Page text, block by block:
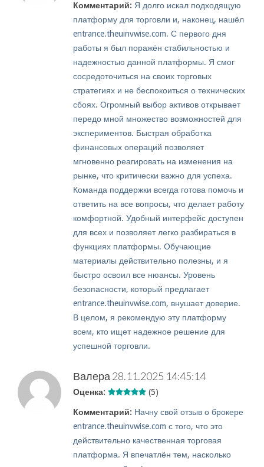
Комментарий: Я долго искал подходящую
платформу для торговли и, наконец, нашёл
entrance.theuinvwise.com. С первого дня
работы я был поражён стабильностью и
надежностью данной платформы. Я смог
сосредоточиться на своих торговых
стратегиях и не беспокоиться о технических
сбоях. Огромный выбор активов открывает
передо мной множество возможностей для
экспериментов. Быстрая обработка
финансовых операций позволяет
мгновенно реагировать на изменения на
рынке, что критически важно для успеха.
Команда поддержки всегда готова помочь и
ответить на все вопросы, что делает работу
комфортной. Удобный интерфейс доступен
для всех и позволяет легко разбираться в
функциях платформы. Обучающие
материалы действительно полезны, и я
быстро освоил все нюансы. Уровень
безопасности, который предлагает
entrance.theuinvwise.com, внушает доверие.
В целом, я рекомендую эту платформу
всем, кто ищет надежное решение для
успешной торговли.
Валера 28.11.2025 14:45:14
Оценка: (5)
Комментарий: Начну свой отзыв о брокере
entrance.theuinvwise.com с того, что это
действительно качественная торговая
платформа. Я впечатлён тем, насколько